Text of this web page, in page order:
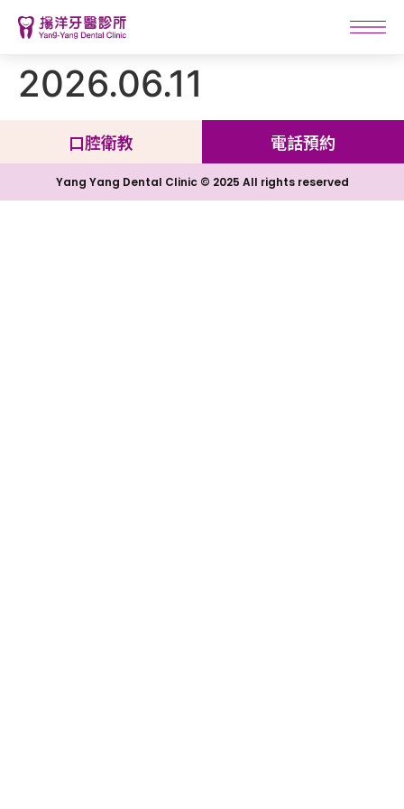
2026.06.11
口腔衛教 電話預約
Yang Yang Dental Clinic © 2025 All rights reserved